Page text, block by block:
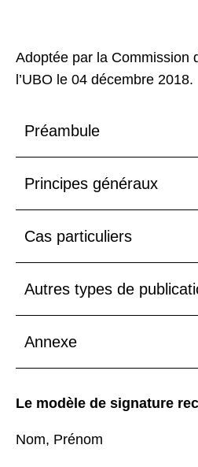
Adoptée par la Commission
l’UBO le 04 décembre 2018.
Préambule
Principes généraux
Cas particuliers
Autres types de
Annexe
Le modèle de signature
Nom, Prénom